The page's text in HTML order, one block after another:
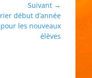
Suivant →
:
début d’année
pour les nouveaux
élèves